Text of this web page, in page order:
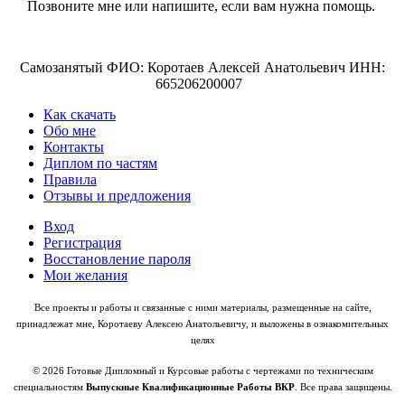
Позвоните мне или напишите, если вам нужна помощь.
Самозанятый ФИО: Коротаев Алексей Анатольевич ИНН:
665206200007
Как скачать
Обо мне
Контакты
Диплом по частям
Правила
Отзывы и предложения
Вход
Регистрация
Восстановление пароля
Мои желания
Все проекты и работы и связанные с ними материалы, размещенные на сайте,
принадлежат мне, Коротаеву Алексею Анатольевичу, и выложены в ознакомительных
целях
© 2026 Готовые Дипломный и Курсовые работы с чертежами по техническим
специальностям Выпускные Квалификационные Работы ВКР. Все права защищены.